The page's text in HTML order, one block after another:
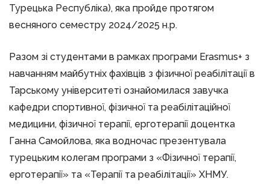
Турецька Республіка), яка пройде протягом
весняного семестру 2024/2025 н.р.
Разом зі студентами в рамках програми Erasmus+ з
навчанням майбутніх фахівців з фізичної реабілітації в
Тарському університеті ознайомилася завучка
кафедри спортивної, фізичної та реабілітаційної
медицини, фізичної терапії, ерготерапії доцентка
Ганна Самойлова, яка водночас презентувала
турецьким колегам програми з «Фізичної терапії,
ерготерапії» та «Терапії та реабілітації» ХНМУ.